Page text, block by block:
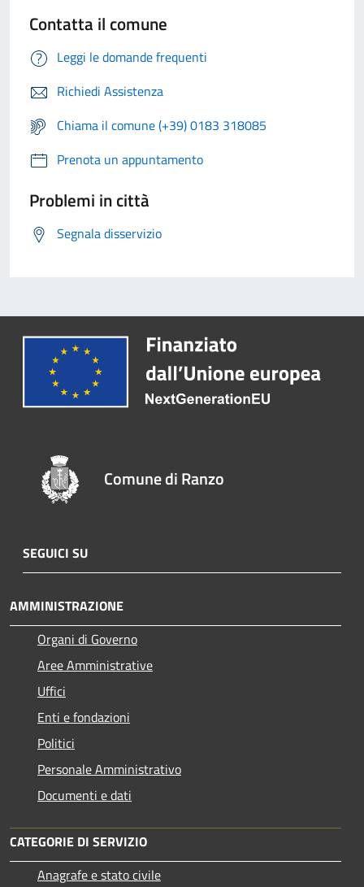
Contatta il comune
Leggi le domande frequenti
Richiedi Assistenza
Chiama il comune (+39) 0183 318085
Prenota un appuntamento
Problemi in città
Segnala disservizio
Comune di Ranzo
SEGUICI SU
AMMINISTRAZIONE
Organi di Governo
Aree Amministrative
Uffici
Enti e fondazioni
Politici
Personale Amministrativo
Documenti e dati
CATEGORIE DI SERVIZIO
Anagrafe e stato civile